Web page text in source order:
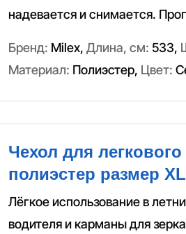
надевается и снимается.
Бренд: Milex, Длина, см: 533,
Материал: Полиэстер, Цвет:
Чехол для
полиэстер размер
Лёгкое использование в
водителя и карманы для